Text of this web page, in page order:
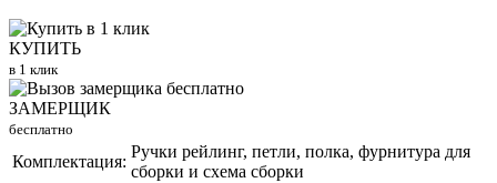
КУПИТЬ
в 1 клик
ЗАМЕРЩИК
бесплатно
Комплектация:
Ручки рейлинг, петли, полка, фурнитура для
сборки и схема сборки